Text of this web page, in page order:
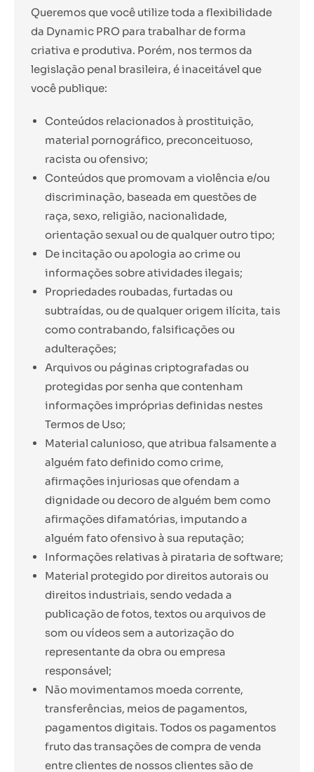
Queremos que você utilize toda a flexibilidade
da Dynamic PRO para trabalhar de forma
criativa e produtiva. Porém, nos termos da
legislação penal brasileira, é inaceitável que
você publique:
Conteúdos relacionados à prostituição,
material pornográfico, preconceituoso,
racista ou ofensivo;
Conteúdos que promovam a violência e/ou
discriminação, baseada em questões de
raça, sexo, religião, nacionalidade,
orientação sexual ou de qualquer outro tipo;
De incitação ou apologia ao crime ou
informações sobre atividades ilegais;
Propriedades roubadas, furtadas ou
subtraídas, ou de qualquer origem ilícita, tais
como contrabando, falsificações ou
adulterações;
Arquivos ou páginas criptografadas ou
protegidas por senha que contenham
informações impróprias definidas nestes
Termos de Uso;
Material calunioso, que atribua falsamente a
alguém fato definido como crime,
afirmações injuriosas que ofendam a
dignidade ou decoro de alguém bem como
afirmações difamatórias, imputando a
alguém fato ofensivo à sua reputação;
Informações relativas à pirataria de software;
Material protegido por direitos autorais ou
direitos industriais, sendo vedada a
publicação de fotos, textos ou arquivos de
som ou vídeos sem a autorização do
representante da obra ou empresa
responsável;
Não movimentamos moeda corrente,
transferências, meios de pagamentos,
pagamentos digitais. Todos os pagamentos
fruto das transações de compra de venda
entre clientes de nossos clientes são de